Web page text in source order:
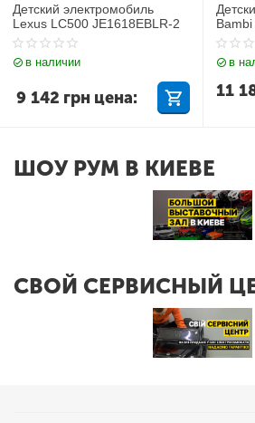
Детский электромобиль
Lexus LC500 JE1618EBLR-2
в наличии
9 142 грн цена:
Q7
в
11
ШОУ РУМ В КИЕВЕ
СВОЙ СЕРВИСНЫЙ